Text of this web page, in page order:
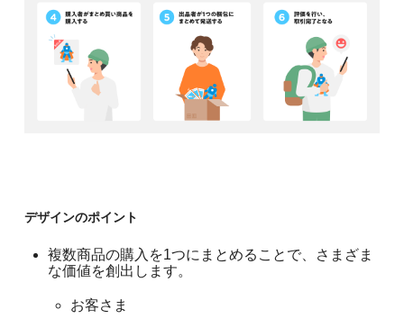
デザインのポイント
複数商品の購入を1つにまとめることで、さまざま
な価値を創出します。
お客さま